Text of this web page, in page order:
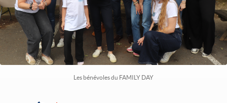
Les bénévoles du FAMILY DAY